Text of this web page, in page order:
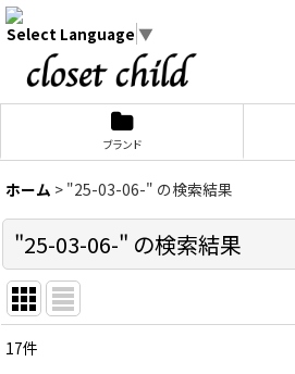
Select Language ▼
ブランド
ホーム > "25-03-06-" の検索結果
"25-03-06-" の検索結果
商品検索
17件